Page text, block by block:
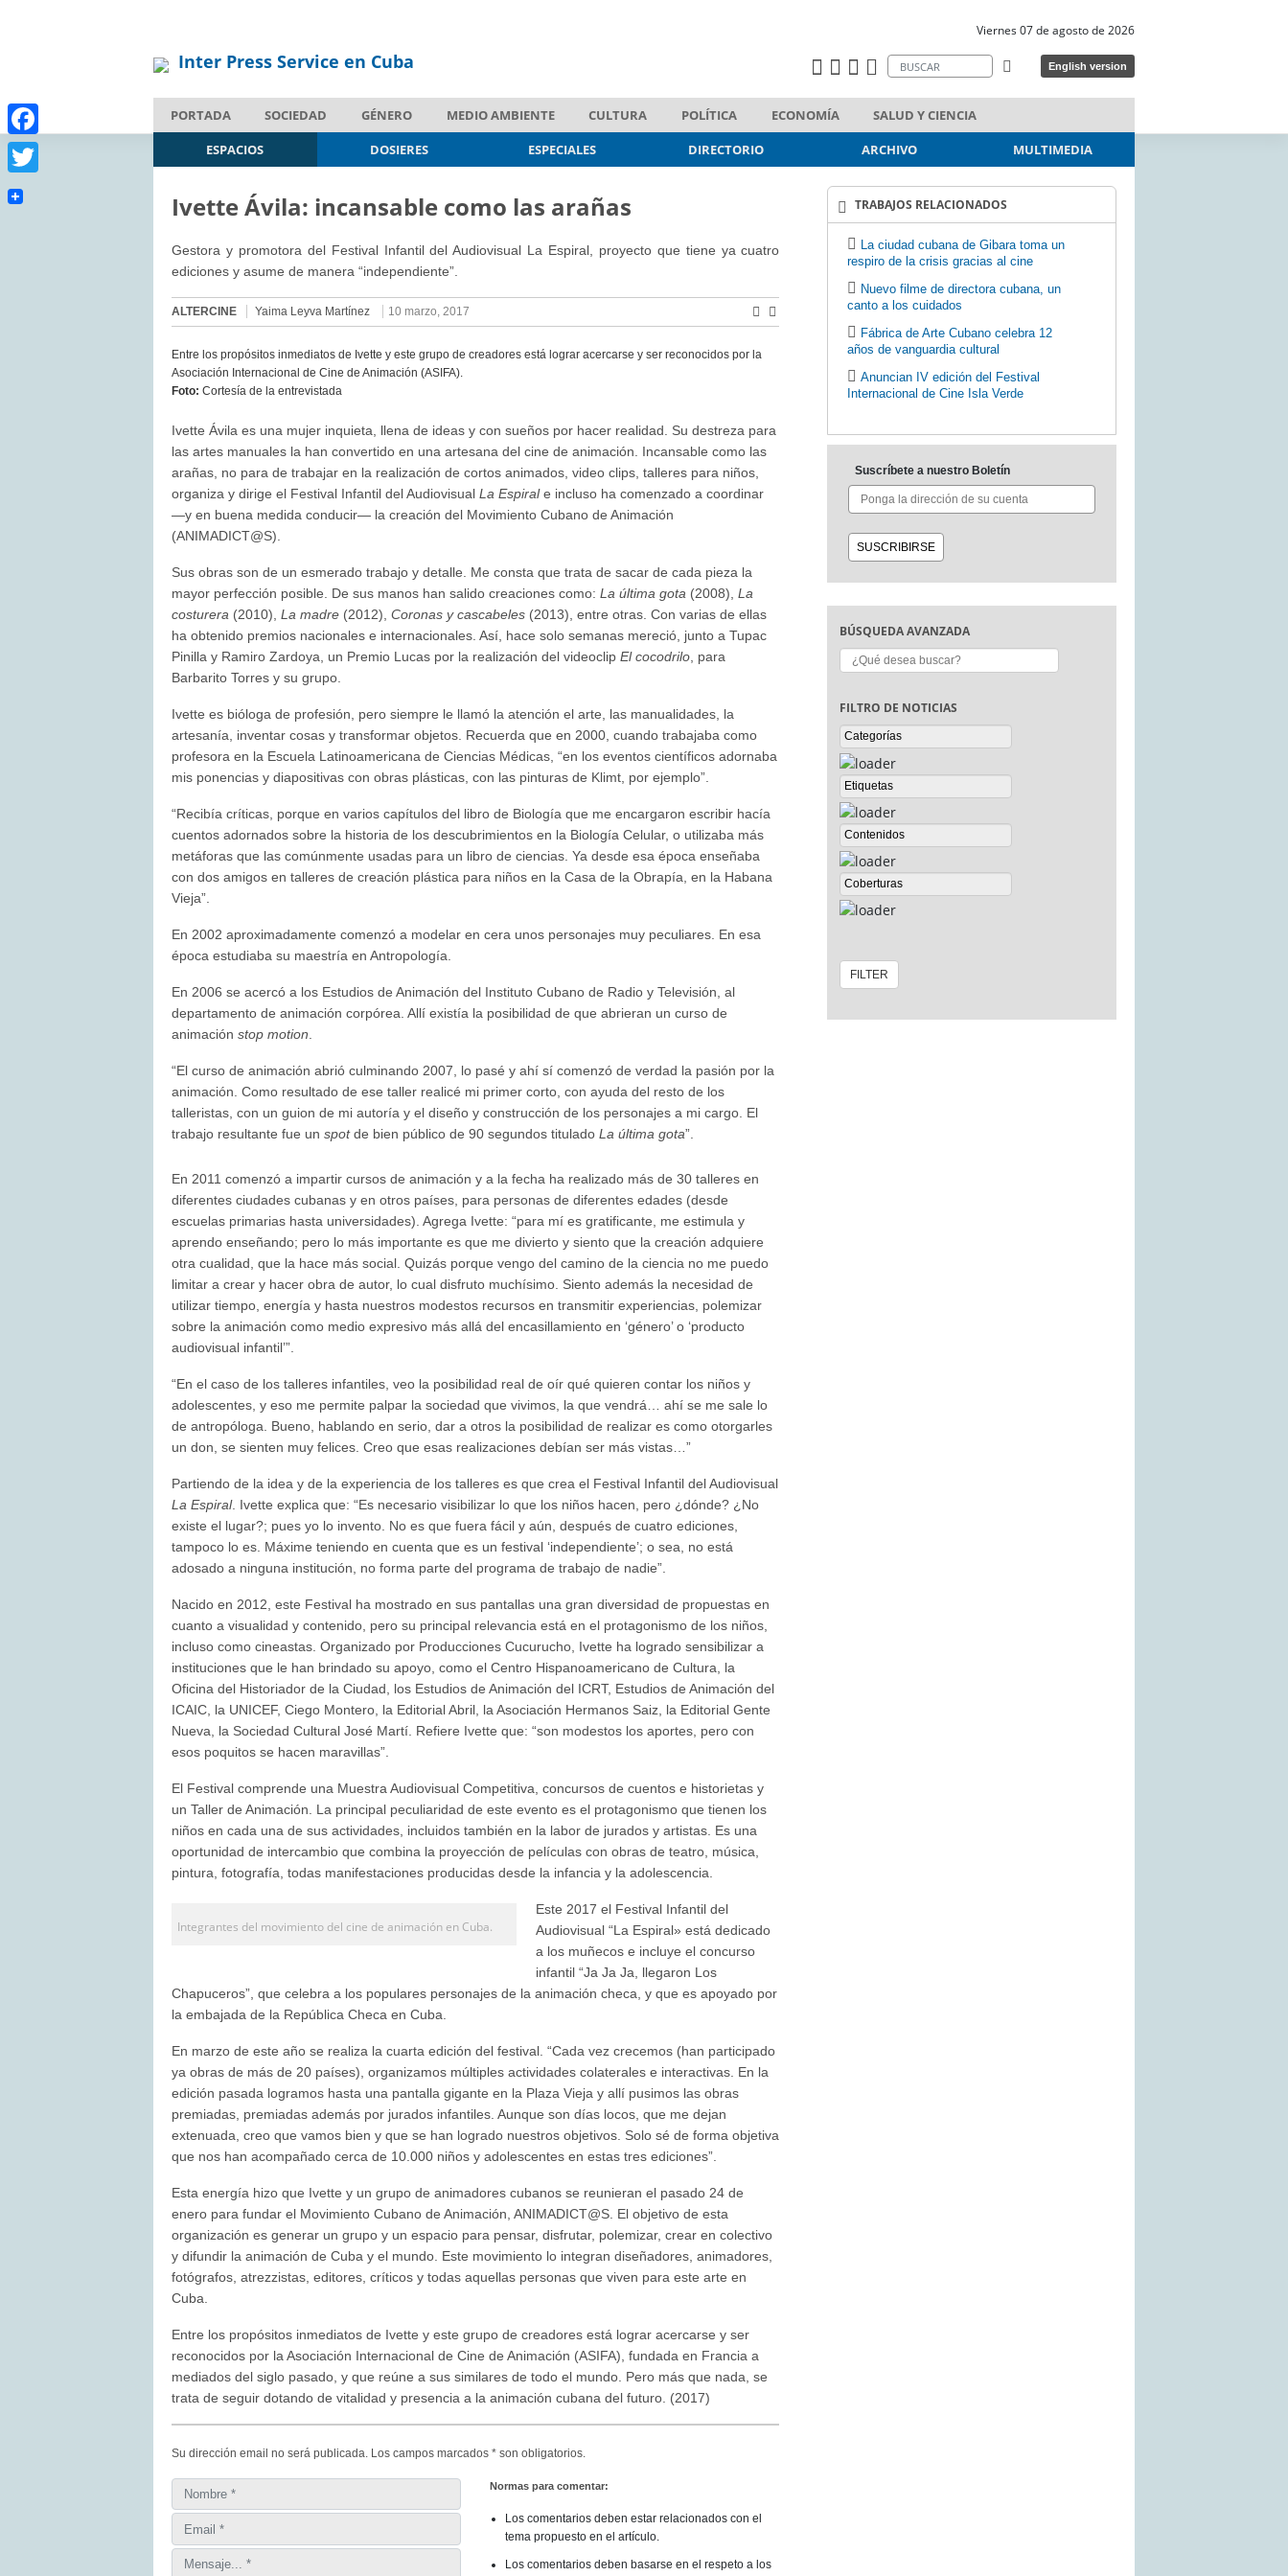
Viernes 07 de agosto de 2026
Inter Press Service en Cuba English version
PORTADA SOCIEDAD GÉNERO MEDIO AMBIENTE CULTURA POLÍTICA ECONOMÍA
SALUD Y CIENCIA
ESPACIOS
DOSIERES ESPECIALES DIRECTORIO ARCHIVO MULTIMEDIA
Ivette Ávila: incansable como las arañas
Gestora y promotora del Festival Infantil del Audiovisual La Espiral, proyecto que tiene ya cuatro
ediciones y asume de manera “independiente”.
ALTERCINE Yaima Leyva Martínez 10 marzo, 2017
Entre los propósitos inmediatos de Ivette y este grupo de creadores está lograr acercarse y ser reconocidos por la
Asociación Internacional de Cine de Animación (ASIFA).
Foto:Cortesía de la entrevistada
Ivette Ávila es una mujer inquieta, llena de ideas y con sueños por hacer realidad. Su destreza para
las artes manuales la han convertido en una artesana del cine de animación. Incansable como las
arañas, no para de trabajar en la realización de cortos animados, video clips, talleres para niños,
organiza y dirige el Festival Infantil del AudiovisualLa Espirale incluso ha comenzado a coordinar
—y en buena medida conducir— la creación del Movimiento Cubano de Animación
(ANIMADICT@S).
Sus obras son de un esmerado trabajo y detalle. Me consta que trata de sacar de cada pieza la
mayor perfección posible. De sus manos han salido creaciones como:La última gota (2008),La
costurera (2010),La madre (2012),Coronas y cascabeles (2013), entre otras. Con varias de ellas
ha obtenido premios nacionales e internacionales. Así, hace solo semanas mereció, junto a Tupac
Pinilla y Ramiro Zardoya, un Premio Lucas por la realización del videoclipEl cocodrilo , para
Barbarito Torres y su grupo.
Ivette es bióloga de profesión, pero siempre le llamó la atención el arte, las manualidades, la
artesanía, inventar cosas y transformar objetos. Recuerda que en 2000, cuando trabajaba como
profesora en la Escuela Latinoamericana de Ciencias Médicas, “en los eventos científicos adornaba
mis ponencias y diapositivas con obras plásticas, con las pinturas de Klimt, por ejemplo”.
“Recibía críticas, porque en varios capítulos del libro de Biología que me encargaron escribir hacía
cuentos adornados sobre la historia de los descubrimientos en la Biología Celular, o utilizaba más
metáforas que las comúnmente usadas para un libro de ciencias. Ya desde esa época enseñaba
con dos amigos en talleres de creación plástica para niños en la Casa de la Obrapía, en la Habana
Vieja”.
En 2002 aproximadamente comenzó a modelar en cera unos personajes muy peculiares. En esa
época estudiaba su maestría en Antropología.
En 2006 se acercó a los Estudios de Animación del Instituto Cubano de Radio y Televisión, al
departamento de animación corpórea. Allí existía la posibilidad de que abrieran un curso de
animaciónstop motion
“El curso de animación abrió culminando 2007, lo pasé y ahí sí comenzó de verdad la pasión por la
animación. Como resultado de ese taller realicé mi primer corto, con ayuda del resto de los
talleristas, con un guion de mi autoría y el diseño y construcción de los personajes a mi cargo. El
trabajo resultante fue unspotde bien público de 90 segundos tituladoLa última gota”.
En 2011 comenzó a impartir cursos de animación y a la fecha ha realizado más de 30 talleres en
diferentes ciudades cubanas y en otros países, para personas de diferentes edades (desde
escuelas primarias hasta universidades). Agrega Ivette: “para mí es gratificante, me estimula y
aprendo enseñando; pero lo más importante es que me divierto y siento que la creación adquiere
otra cualidad, que la hace más social. Quizás porque vengo del camino de la ciencia no me puedo
limitar a crear y hacer obra de autor, lo cual disfruto muchísimo. Siento además la necesidad de
utilizar tiempo, energía y hasta nuestros modestos recursos en transmitir experiencias, polemizar
sobre la animación como medio expresivo más allá del encasillamiento en ‘género’ o ‘producto
audiovisual infantil’”.
“En el caso de los talleres infantiles, veo la posibilidad real de oír qué quieren contar los niños y
adolescentes, y eso me permite palpar la sociedad que vivimos, la que vendrá… ahí se me sale lo
de antropóloga. Bueno, hablando en serio, dar a otros la posibilidad de realizar es como otorgarles
un don, se sienten muy felices. Creo que esas realizaciones debían ser más vistas…”
Partiendo de la idea y de la experiencia de los talleres es que crea el Festival Infantil del Audiovisual
La Espiral. Ivette explica que: “Es necesario visibilizar lo que los niños hacen, pero ¿dónde? ¿No
existe el lugar?; pues yo lo invento. No es que fuera fácil y aún, después de cuatro ediciones,
tampoco lo es. Máxime teniendo en cuenta que es un festival ‘independiente’; o sea, no está
adosado a ninguna institución, no forma parte del programa de trabajo de nadie”.
Nacido en 2012, este Festival ha mostrado en sus pantallas una gran diversidad de propuestas en
cuanto a visualidad y contenido, pero su principal relevancia está en el protagonismo de los niños,
incluso como cineastas. Organizado por Producciones Cucurucho, Ivette ha logrado sensibilizar a
instituciones que le han brindado su apoyo, como el Centro Hispanoamericano de Cultura, la
Oficina del Historiador de la Ciudad, los Estudios de Animación del ICRT, Estudios de Animación del
ICAIC, la UNICEF, Ciego Montero, la Editorial Abril, la Asociación Hermanos Saiz, la Editorial Gente
Nueva, la Sociedad Cultural José Martí. Refiere Ivette que: “son modestos los aportes, pero con
esos poquitos se hacen maravillas”.
El Festival comprende una Muestra Audiovisual Competitiva, concursos de cuentos e historietas y
un Taller de Animación. La principal peculiaridad de este evento es el protagonismo que tienen los
niños en cada una de sus actividades, incluidos también en la labor de jurados y artistas. Es una
oportunidad de intercambio que combina la proyección de películas con obras de teatro, música,
pintura, fotografía, todas manifestaciones producidas desde la infancia y la adolescencia.
Integrantes del movimiento del cine de animación en Cuba.
Este 2017 el Festival Infantil del
Audiovisual “La Espiral» está dedicado
a los muñecos e incluye el concurso
infantil “Ja Ja Ja, llegaron Los
Chapuceros”, que celebra a los populares personajes de la animación checa, y que es apoyado por
la embajada de la República Checa en Cuba.
En marzo de este año se realiza la cuarta edición del festival. “Cada vez crecemos (han participado
ya obras de más de 20 países), organizamos múltiples actividades colaterales e interactivas. En la
edición pasada logramos hasta una pantalla gigante en la Plaza Vieja y allí pusimos las obras
premiadas, premiadas además por jurados infantiles. Aunque son días locos, que me dejan
extenuada, creo que vamos bien y que se han logrado nuestros objetivos. Solo sé de forma objetiva
que nos han acompañado cerca de 10.000 niños y adolescentes en estas tres ediciones”.
Esta energía hizo que Ivette y un grupo de animadores cubanos se reunieran el pasado 24 de
enero para fundar el Movimiento Cubano de Animación, ANIMADICT@S. El objetivo de esta
organización es generar un grupo y un espacio para pensar, disfrutar, polemizar, crear en colectivo
y difundir la animación de Cuba y el mundo. Este movimiento lo integran diseñadores, animadores,
fotógrafos, atrezzistas, editores, críticos y todas aquellas personas que viven para este arte en
Cuba.
Entre los propósitos inmediatos de Ivette y este grupo de creadores está lograr acercarse y ser
reconocidos por la Asociación Internacional de Cine de Animación (ASIFA), fundada en Francia a
mediados del siglo pasado, y que reúne a sus similares de todo el mundo. Pero más que nada, se
trata de seguir dotando de vitalidad y presencia a la animación cubana del futuro. (2017)
Su dirección email no será publicada. Los campos marcados * son obligatorios.
Normas para comentar:
Los comentarios deben estar relacionados con el
tema propuesto en el artículo.
Los comentarios deben basarse en el respeto a los
TRABAJOS RELACIONADOS
La ciudad cubana de Gibara toma un
respiro de la crisis gracias al cine
Nuevo filme de directora cubana, un
canto a los cuidados
Fábrica de Arte Cubano celebra 12
años de vanguardia cultural
Anuncian IV edición del Festival
Internacional de Cine Isla Verde
Suscríbete a nuestro Boletín
BÚSQUEDA AVANZADA
Buscar:
FILTRO DE NOTICIAS
Facebook
Twitter